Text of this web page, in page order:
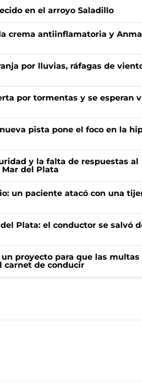
en el arroyo Saladillo
crema antiinflamatoria y
por lluvias, ráfagas de
por tormentas y se esperan
pista pone el foco en la
y la falta de respuestas al
del Plata
un paciente atacó con una
Plata: el conductor se salvó
proyecto para que las multas
carnet de conducir